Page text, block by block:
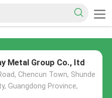
Metal Group Co., Itd
Chencun Town, Shunde
Guangdong Province,